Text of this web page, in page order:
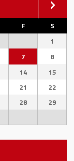
F
S
1
7
8
14
15
21
22
28
29